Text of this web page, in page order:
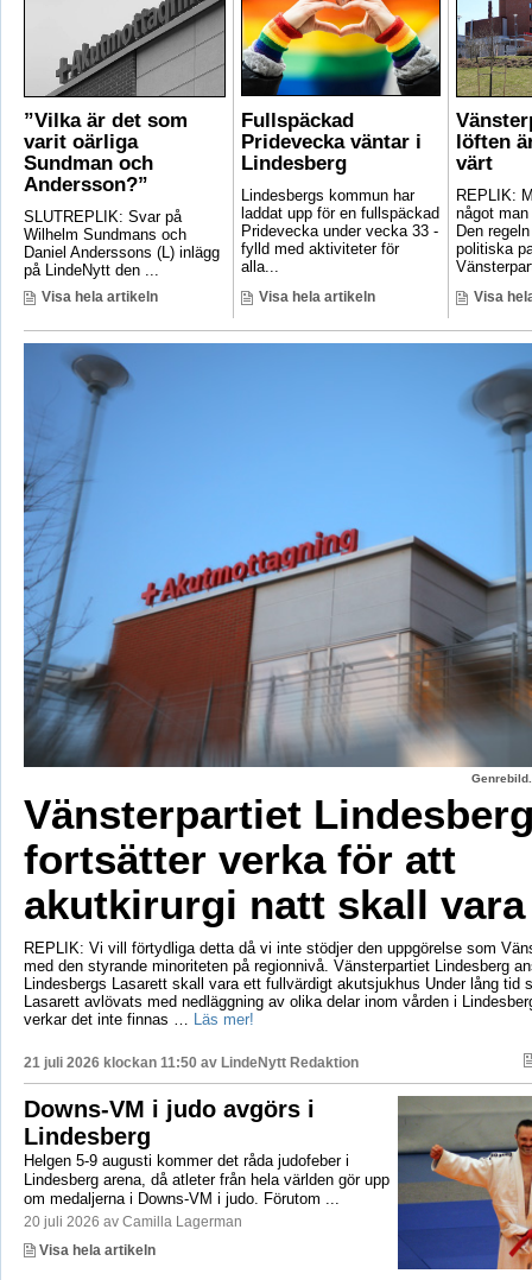
”Vilka är det som
varit oärliga
Sundman och
Andersson?”
SLUTREPLIK: Svar på
Wilhelm Sundmans och
Daniel Anderssons (L) inlägg
på LindeNytt den ...
Visa hela artikeln
Fullspäckad
Pridevecka väntar i
Lindesberg
Lindesbergs kommun har
laddat upp för en fullspäckad
Pridevecka under vecka 33 -
fylld med aktiviteter för
alla...
Visa hela artikeln
löften
värt
REPLIK:
något
Den
politiska
Visa
Vänsterpartiet
fortsätter verka för att
akutkirurgi natt skall
REPLIK: Vi vill förtydliga detta då vi inte stödjer den uppgörelse som
med den styrande minoriteten på regionnivå. Vänsterpartiet Lindesberg
Lindesbergs Lasarett skall vara ett fullvärdigt akutsjukhus Under lång tid
Lasarett avlövats med nedläggning av olika delar inom vården i
verkar det inte finnas … Läs mer!
21 juli 2026 klockan 11:50 av LindeNytt Redaktion
Downs-VM i judo avgörs i
Lindesberg
Helgen 5-9 augusti kommer det råda judofeber i
Lindesberg arena, då atleter från hela världen gör upp
om medaljerna i Downs-VM i judo. Förutom ...
20 juli 2026 av Camilla Lagerman
Visa hela artikeln